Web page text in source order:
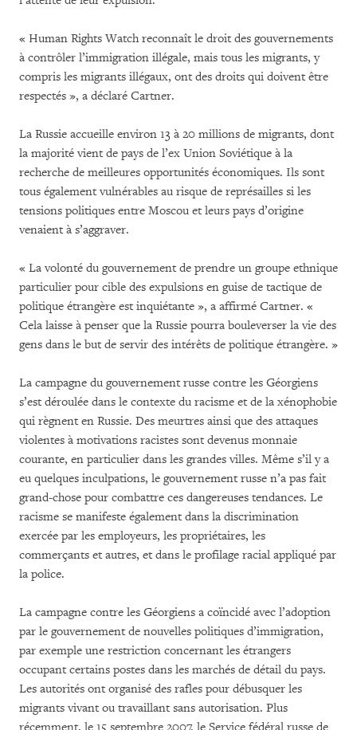
« Human Rights Watch reconnaît le droit des gouvernements
à contrôler l’immigration illégale, mais tous les migrants, y
compris les migrants illégaux, ont des droits qui doivent être
respectés », a déclaré Cartner.
La Russie accueille environ 13 à 20 millions de migrants, dont
la majorité vient de pays de l’ex Union Soviétique à la
recherche de meilleures opportunités économiques. Ils sont
tous également vulnérables au risque de représailles si les
tensions politiques entre Moscou et leurs pays d’origine
venaient à s’aggraver.
« La volonté du gouvernement de prendre un groupe ethnique
particulier pour cible des expulsions en guise de tactique de
politique étrangère est inquiétante », a affirmé Cartner. «
Cela laisse à penser que la Russie pourra bouleverser la vie des
gens dans le but de servir des intérêts de politique étrangère. »
La campagne du gouvernement russe contre les Géorgiens
s’est déroulée dans le contexte du racisme et de la xénophobie
qui règnent en Russie. Des meurtres ainsi que des attaques
violentes à motivations racistes sont devenus monnaie
courante, en particulier dans les grandes villes. Même s’il y a
eu quelques inculpations, le gouvernement russe n’a pas fait
grand-chose pour combattre ces dangereuses tendances. Le
racisme se manifeste également dans la discrimination
exercée par les employeurs, les propriétaires, les
commerçants et autres, et dans le profilage racial appliqué par
la police.
La campagne contre les Géorgiens a coïncidé avec l’adoption
par le gouvernement de nouvelles politiques d’immigration,
par exemple une restriction concernant les étrangers
occupant certains postes dans les marchés de détail du pays.
Les autorités ont organisé des rafles pour débusquer les
migrants vivant ou travaillant sans autorisation. Plus